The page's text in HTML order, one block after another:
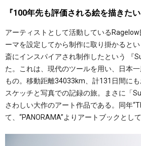
『100年先も評価される絵を描きたい
アーティストとして活動している
ーマを設定してから制作に取り掛かると
斎にインスパイアされ制作したという 『
た。これは、現代のツールを用い、日本
もの。移動距離34033km、計131日間に
スケッチと写真での記録の旅。まさに「
さわしい大作のアート作品である。同年
て、“PANORAMA”よりアートブックとし